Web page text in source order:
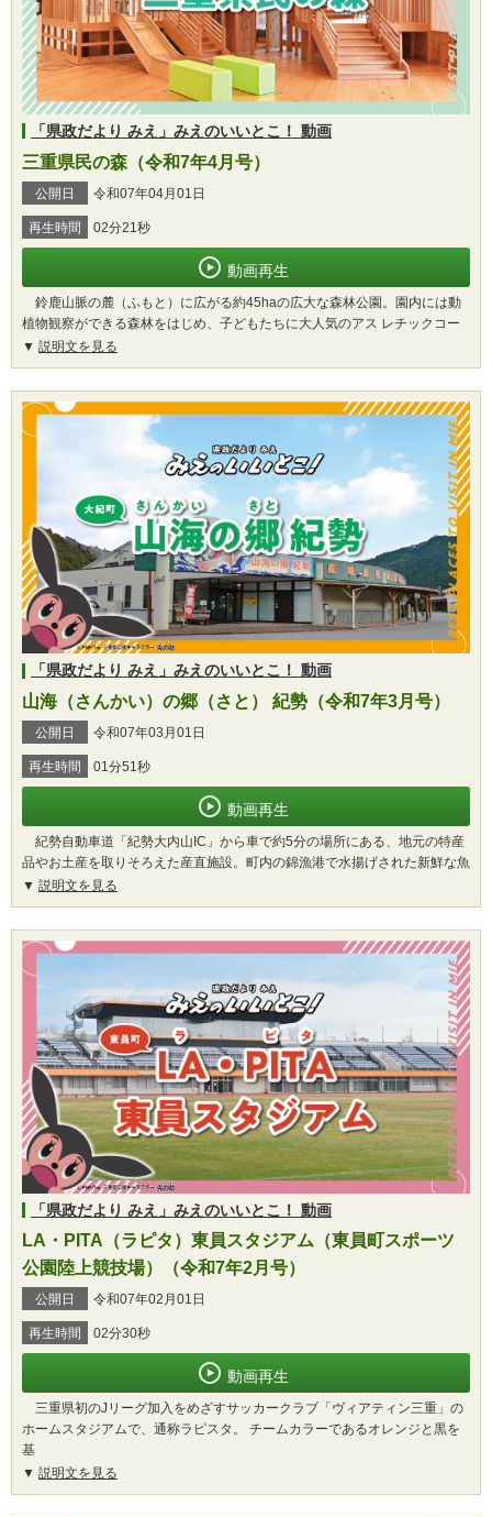
「県政だより みえ」みえのいいとこ！ 動画
三重県民の森（令和7年4月号）
公開日 令和07年04月01日
再生時間 02分21秒
動画再生
鈴鹿山脈の麓（ふもと）に広がる約45haの広大な森林公園。園内には動
植物観察ができる森林をはじめ、子どもたちに大人気のアス レチックコー
説明文を見る
「県政だより みえ」みえのいいとこ！ 動画
山海（さんかい）の郷（さと） 紀勢（令和7年3月号）
公開日 令和07年03月01日
再生時間 01分51秒
動画再生
紀勢自動車道「紀勢大内山IC」から車で約5分の場所にある、地元の特産
品やお土産を取りそろえた産直施設。町内の錦漁港で水揚げされた新鮮な魚
説明文を見る
「県政だより みえ」みえのいいとこ！ 動画
LA・PITA（ラピタ）東員スタジアム（東員町スポーツ
公園陸上競技場）（令和7年2月号）
公開日 令和07年02月01日
再生時間 02分30秒
動画再生
三重県初のJリーグ加入をめざすサッカークラブ「ヴィアティン三重」の
ホームスタジアムで、通称ラピスタ。 チームカラーであるオレンジと黒を
基
説明文を見る